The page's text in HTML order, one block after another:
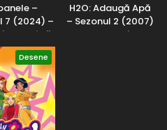
–
7 (2024) –
în Română
H2O: Adaugă Apă
– Sezonul 2 (2007)
– Dublat în
Desene